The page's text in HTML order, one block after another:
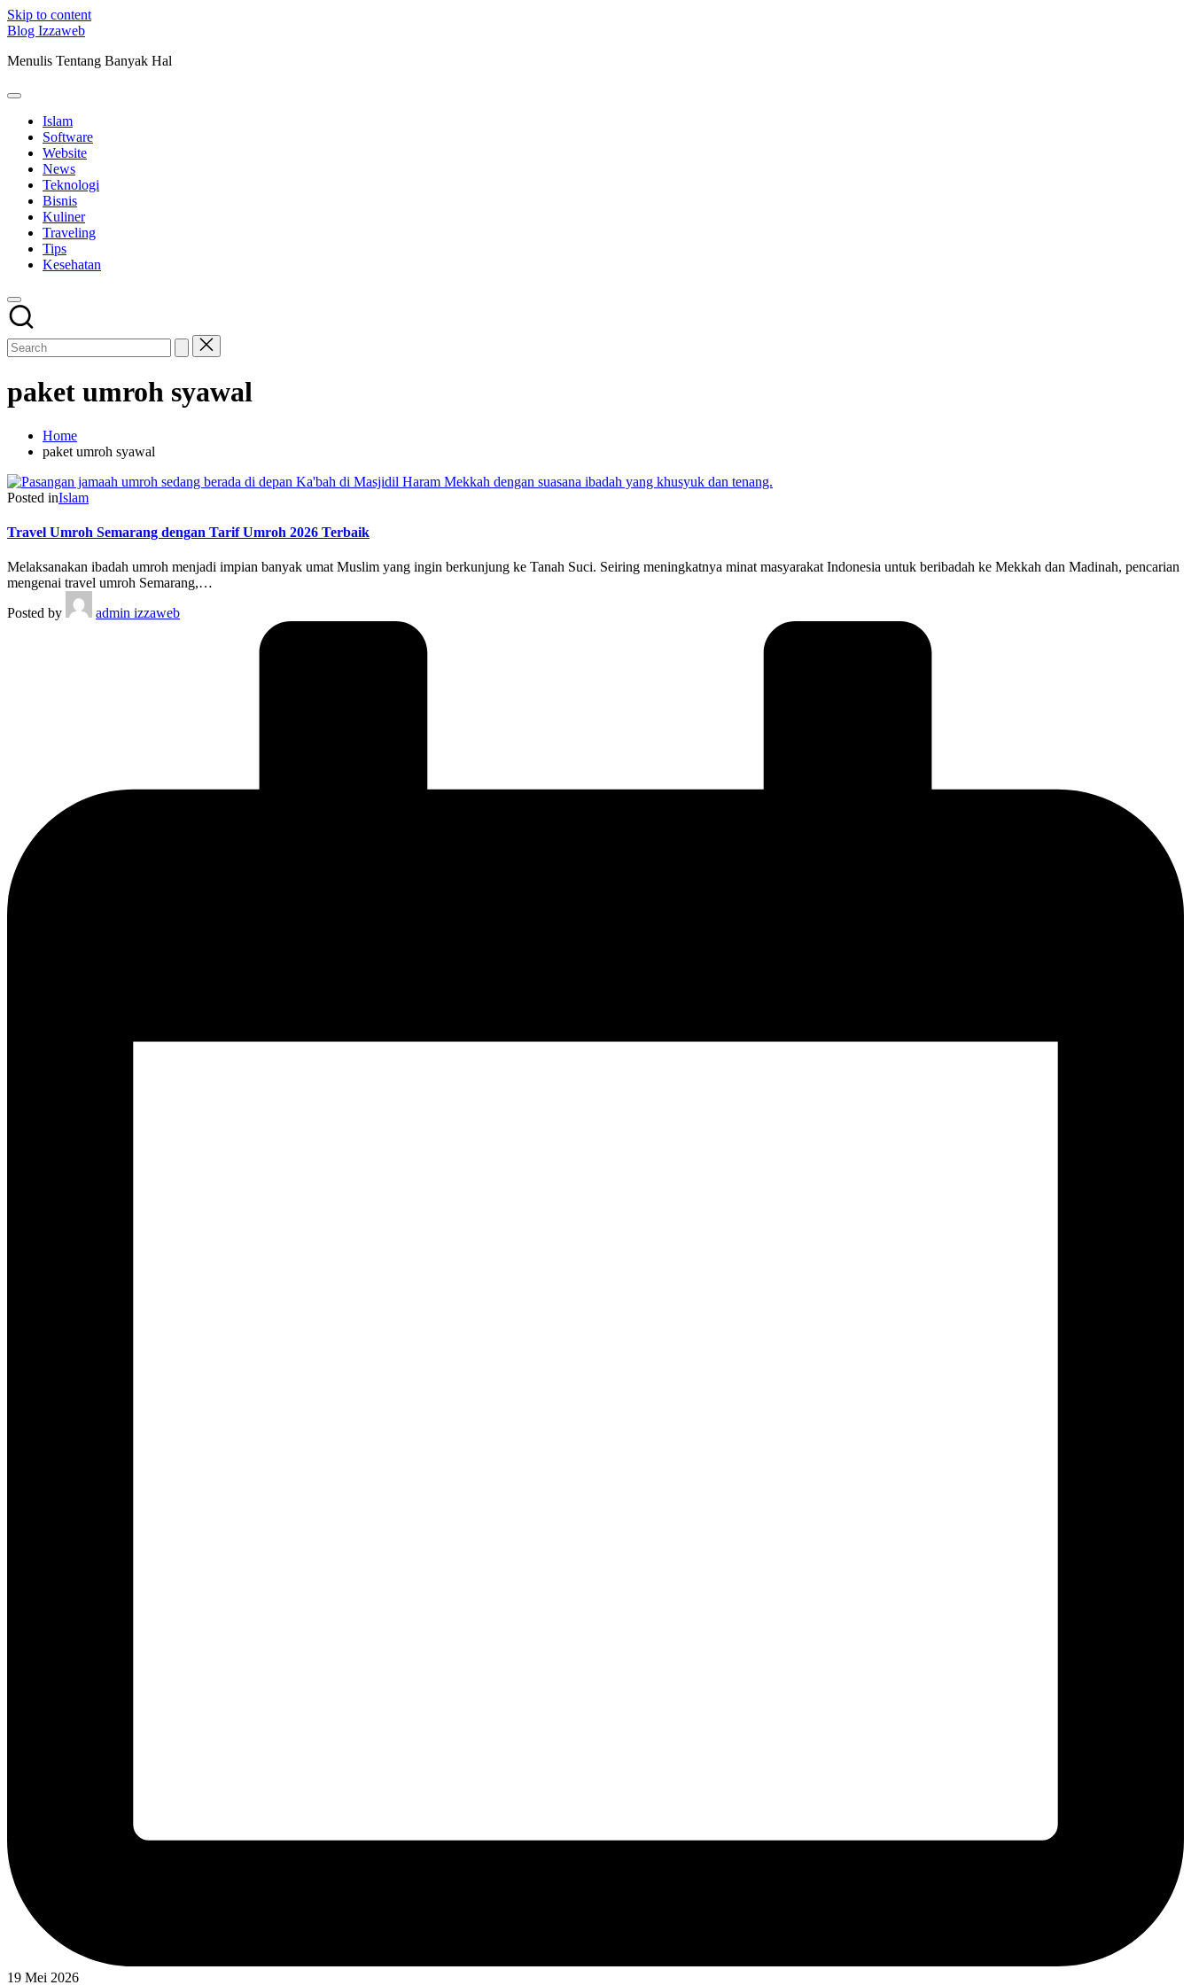
Skip to content
Blog Izzaweb
Menulis Tentang Banyak Hal
Islam
Software
Website
News
Teknologi
Bisnis
Kuliner
Traveling
Tips
Kesehatan
paket umroh syawal
Home
paket umroh syawal
Posted inIslam
Travel Umroh Semarang dengan Tarif Umroh 2026 Terbaik
Melaksanakan ibadah umroh menjadi impian banyak umat Muslim yang ingin berkunjung ke Tanah Suci. Seiring meningkatnya minat masyarakat Indonesia untuk beribadah ke Mekkah dan Madinah, pencarian
mengenai travel umroh Semarang,…
Posted by
admin izzaweb
19 Mei 2026